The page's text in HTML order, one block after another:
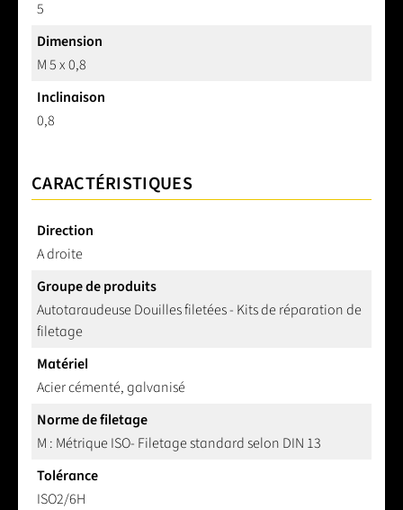
5
Dimension
M 5 x 0,8
Inclinaison
0,8
CARACTÉRISTIQUES
Direction
A droite
Groupe de produits
Autotaraudeuse Douilles filetées - Kits de réparation de
filetage
Matériel
Acier cémenté, galvanisé
Norme de filetage
M : Métrique ISO- Filetage standard selon DIN 13
Tolérance
ISO2/6H